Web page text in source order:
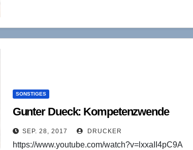
SONSTIGES
Gunter Dueck: Kompetenzwende
SEP. 28, 2017 DRUCKER
https://www.youtube.com/watch?v=lxxaII4pC9A